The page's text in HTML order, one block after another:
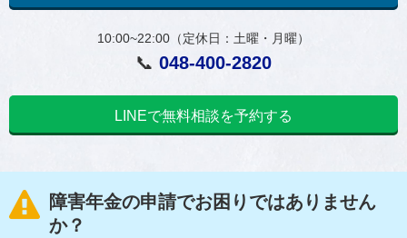
10:00~22:00（定休日：土曜・月曜）
📞 048-400-2820
LINEで無料相談を予約する
障害年金の申請でお困りではありません
か？